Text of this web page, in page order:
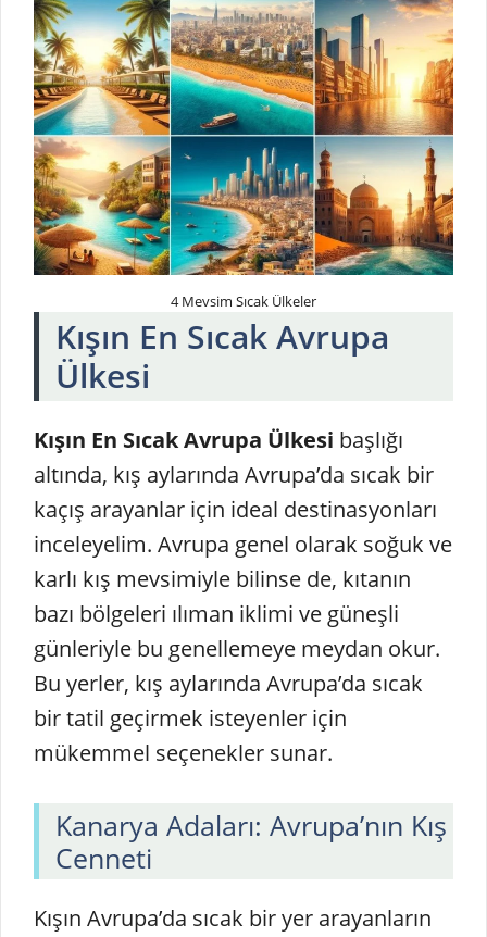
4 Mevsim Sıcak Ülkeler
Kışın En Sıcak Avrupa
Ülkesi
Kışın En Sıcak Avrupa Ülkesi başlığı
altında, kış aylarında Avrupa’da sıcak bir
kaçış arayanlar için ideal destinasyonları
inceleyelim. Avrupa genel olarak soğuk ve
karlı kış mevsimiyle bilinse de, kıtanın
bazı bölgeleri ılıman iklimi ve güneşli
günleriyle bu genellemeye meydan okur.
Bu yerler, kış aylarında Avrupa’da sıcak
bir tatil geçirmek isteyenler için
mükemmel seçenekler sunar.
Kanarya Adaları: Avrupa’nın Kış
Cenneti
Kışın Avrupa’da sıcak bir yer arayanların